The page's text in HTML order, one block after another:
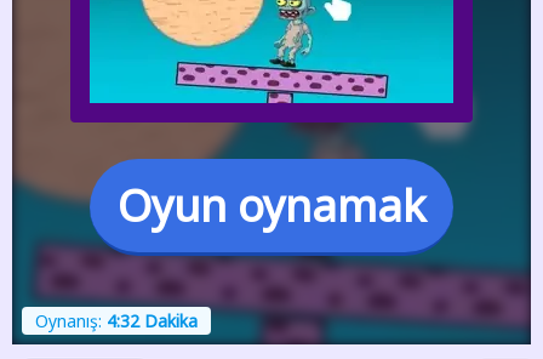
Oyun oynamak
Oynanış: 4:32 Dakika